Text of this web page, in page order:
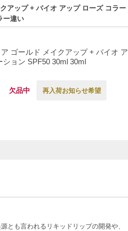
アップ + バイオ アップ ローズ コラー
ー違い
ゴールド メイクアップ + バイオ ア
ョン SPF50 30ml 30ml
欠品中 再入荷お知らせ希望
とも言われるリキッドリップの開発や、